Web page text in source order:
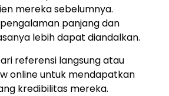
mereka sebelumnya.
panjang dan
lebih dapat diandalkan.
referensi langsung atau
online untuk mendapatkan
kredibilitas mereka.